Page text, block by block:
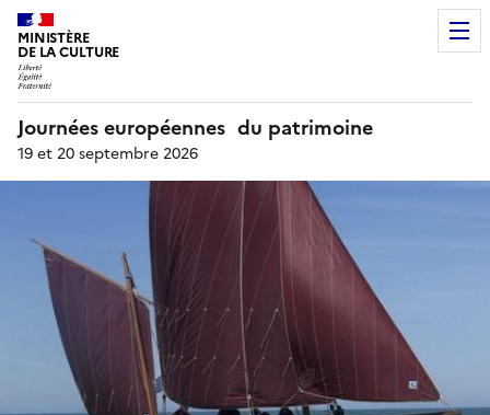
MINISTÈRE
DE LA CULTURE
Journées européennes du patrimoine
19 et 20 septembre 2026